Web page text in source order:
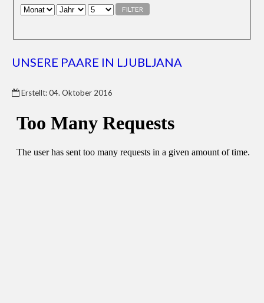
FILTER
UNSERE PAARE IN LJUBLJANA
Erstellt: 04. Oktober 2016